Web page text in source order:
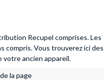
Recupel comprises. Les
compris. Vous trouverez ici des
votre ancien appareil.
la page